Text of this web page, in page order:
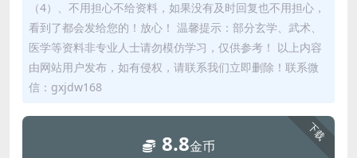
（4）、不用担心不给资料，如果没有及时回复也不用担心，
看到了都会发给您的！放心！ 温馨提示：部分玄学、武术、
医学等资料非专业人士请勿模仿学习，仅供参考！ 以上内容
由网站用户发布，如有侵权，请联系我们立即删除！联系微
信：gxjdw168
下载
8.8金币